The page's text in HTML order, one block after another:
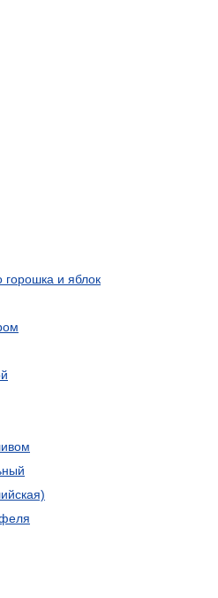
горошка и яблок